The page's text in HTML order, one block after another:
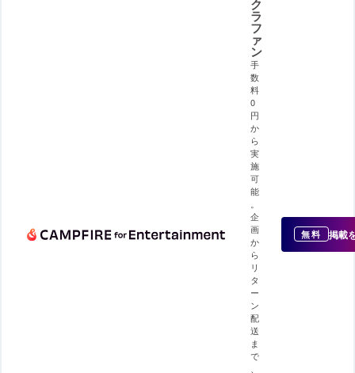
ク
ラ
フ
ァ
ン
手
数
料
0
円
か
ら
実
施
可
能
企
画
か
ら
リ
タ
ー
ン
配
送
ま
で
無料 掲載